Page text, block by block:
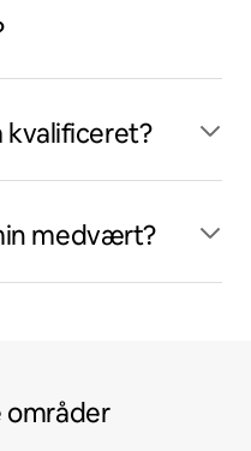
kvalificeret?
medvært?